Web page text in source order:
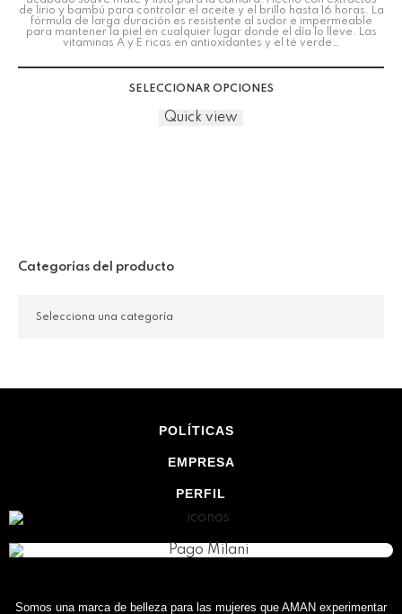
de lirio y bambú para controlar el aceite y el brillo hasta 16 horas. La
fórmula de larga duración es resistente al sudor e impermeable
para mantener la piel en cualquier lugar donde el día lo lleve. Las
vitaminas A y E ricas en antioxidantes y el té verde…
SELECCIONAR OPCIONES
Quick view
Categorías del producto
POLÍTICAS
EMPRESA
PERFIL
Somos una marca de belleza para las mujeres que AMAN experimentar